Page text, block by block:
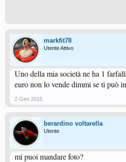
markfit78
Utente Attivo
Uno della mia società ne ha 1
euro non lo vende dimmi se ti può
2 Gen 2015
berardino voltarella
Utente
mi puoi mandare foto?